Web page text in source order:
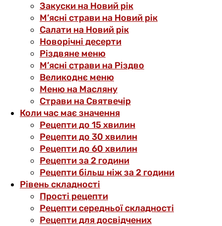
Закуски на Новий рік
М’ясні страви на Новий рік
Салати на Новий рік
Новорічні десерти
Різдвяне меню
М’ясні страви на Різдво
Великоднє меню
Меню на Масляну
Страви на Святвечір
Коли час має значення
Рецепти до 15 хвилин
Рецепти до 30 хвилин
Рецепти до 60 хвилин
Рецепти за 2 години
Рецепти більш ніж за 2 години
Рівень складності
Прості рецепти
Рецепти середньої складності
Рецепти для досвідчених